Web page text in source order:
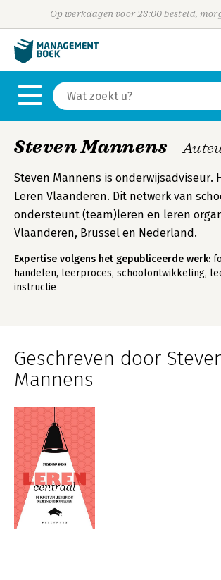
Op werkdagen voor 23:00 besteld,
Steven Mannens -
Steven Mannens is onderwijsadviseur.
Leren Vlaanderen. Dit netwerk van
ondersteunt (team)leren en leren
Vlaanderen, Brussel en Nederland.
Expertise volgens het gepubliceerde werk:
handelen, leerproces, schoolontwikkeling,
instructie
Geschreven door
Mannens